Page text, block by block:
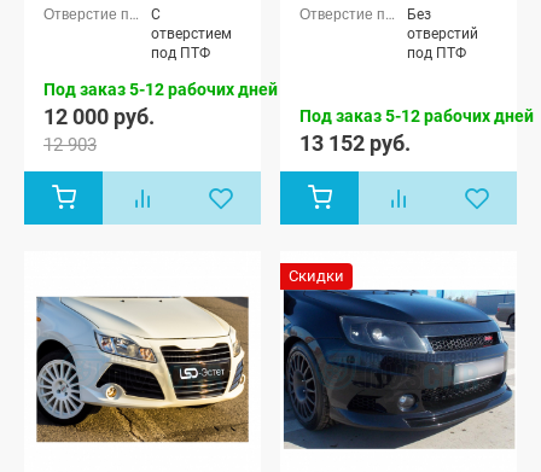
(ВАЗ 2191)
С
отверстием
под ПТФ
Под заказ 5-12 рабочих дней
12 000 руб.
12 903
Без
отверстий
под ПТФ
Под заказ 5-12 рабочих дней
13 152 руб.
Скидки